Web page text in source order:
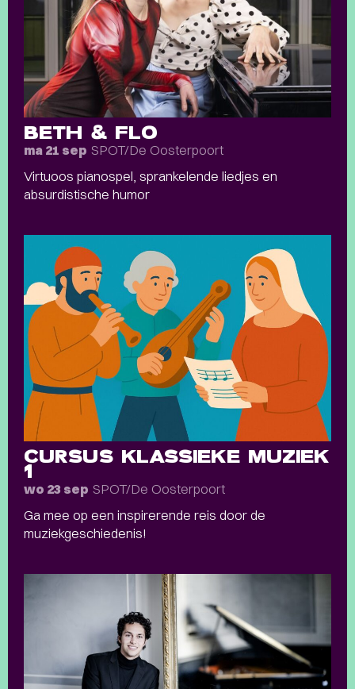
BETH & FLO
ma 21 sep SPOT/De Oosterpoort
Virtuoos pianospel, sprankelende liedjes en
absurdistische humor
CURSUS KLASSIEKE MUZIEK
1
wo 23 sep SPOT/De Oosterpoort
Ga mee op een inspirerende reis door de
muziekgeschiedenis!